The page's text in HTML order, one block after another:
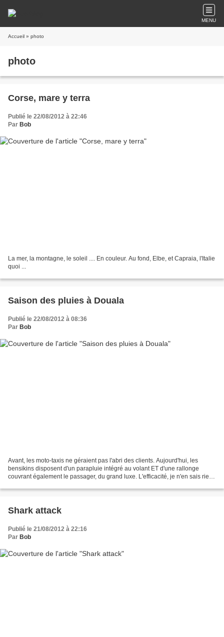
MENU
Accueil » photo
photo
Corse, mare y terra
Publié le 22/08/2012 à 22:46
Par Bob
La mer, la montagne, le soleil .... En couleur. Au fond, Elbe, et Capraia, l'Italie
quoi ...
Saison des pluies à Douala
Publié le 22/08/2012 à 08:36
Par Bob
Avant, les moto-taxis ne géraient pas l'abri des clients. Aujourd'hui, les
bensikins disposent d'un parapluie intégré au volant ET d'une rallonge
couvrant également le passager, du grand luxe. L'efficacité, je n'en sais rien,
Shark attack
Publié le 21/08/2012 à 22:16
Par Bob